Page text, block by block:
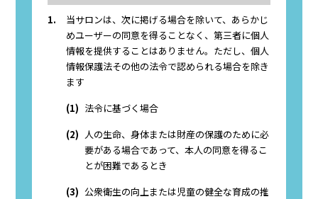
1.
当サロンは、次に掲げる場合を除いて、あらかじ
めユーザーの同意を得ることなく、第三者に個人
情報を提供することはありません。ただし、個人
情報保護法その他の法令で認められる場合を除き
ます
(1) 法令に基づく場合
(2) 人の生命、身体または財産の保護のために必
要がある場合であって、本人の同意を得るこ
とが困難であるとき
(3) 公衆衛生の向上または児童の健全な育成の推